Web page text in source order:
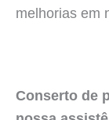
melhorias em
Conserto de